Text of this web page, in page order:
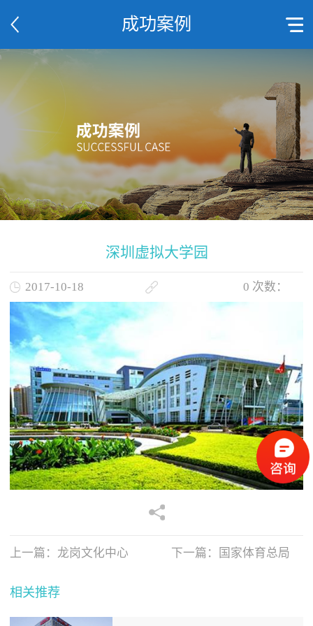
成功案例
深圳虚拟大学园
2017-10-18 0 次数：
上一篇： 龙岗文化中心 下一篇： 国家体育总局
相关推荐